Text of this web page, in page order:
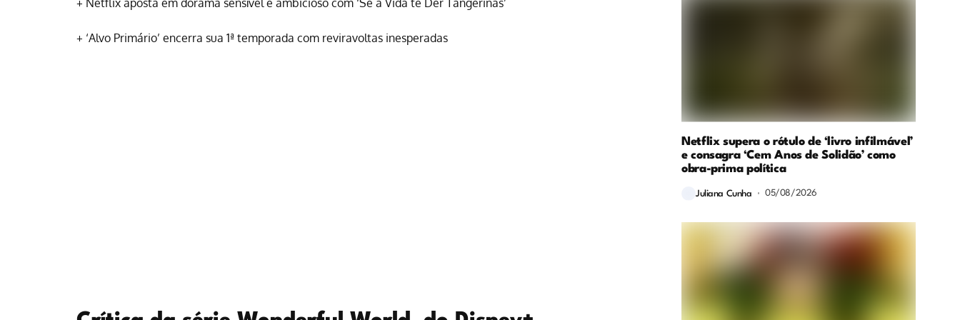
+ ‘Alvo Primário’ encerra sua 1ª temporada com reviravoltas inesperadas
Netflix supera o rótulo de ‘livro infilmável’
e consagra ‘Cem Anos de Solidão’ como
obra-prima política
Juliana Cunha 05/08/2026